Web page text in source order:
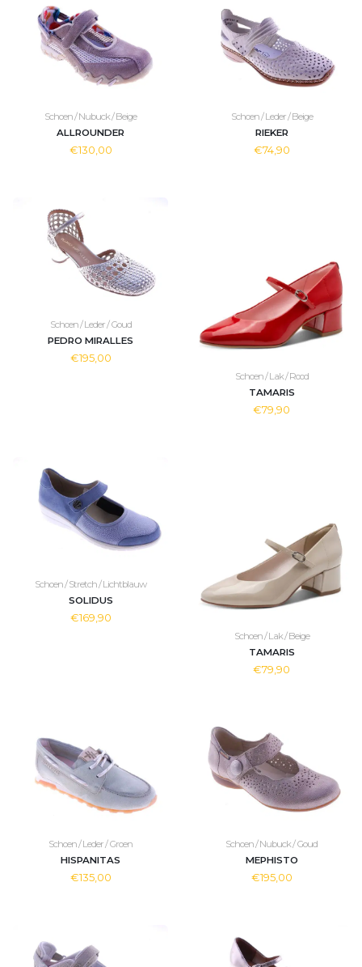
Schoen / Nubuck / Beige
ALLROUNDER
€130,00
Schoen / Leder / Beige
RIEKER
€74,90
Schoen / Leder / Goud
PEDRO MIRALLES
€195,00
Schoen / Lak / Rood
TAMARIS
€79,90
Schoen / Stretch / Lichtblauw
SOLIDUS
€169,90
Schoen / Lak / Beige
TAMARIS
€79,90
Schoen / Leder / Groen
HISPANITAS
€135,00
Schoen / Nubuck / Goud
MEPHISTO
€195,00